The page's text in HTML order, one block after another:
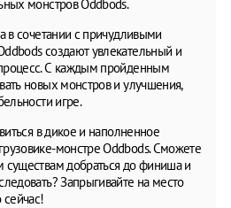
монстров Oddbods.
в сочетании с причудливыми
создают увлекательный и
С каждым пройденным
новых монстров и улучшения,
игре.
в дикое и наполненное
монстре Oddbods. Сможете
добраться до финиша и
Запрыгивайте на место
сейчас!